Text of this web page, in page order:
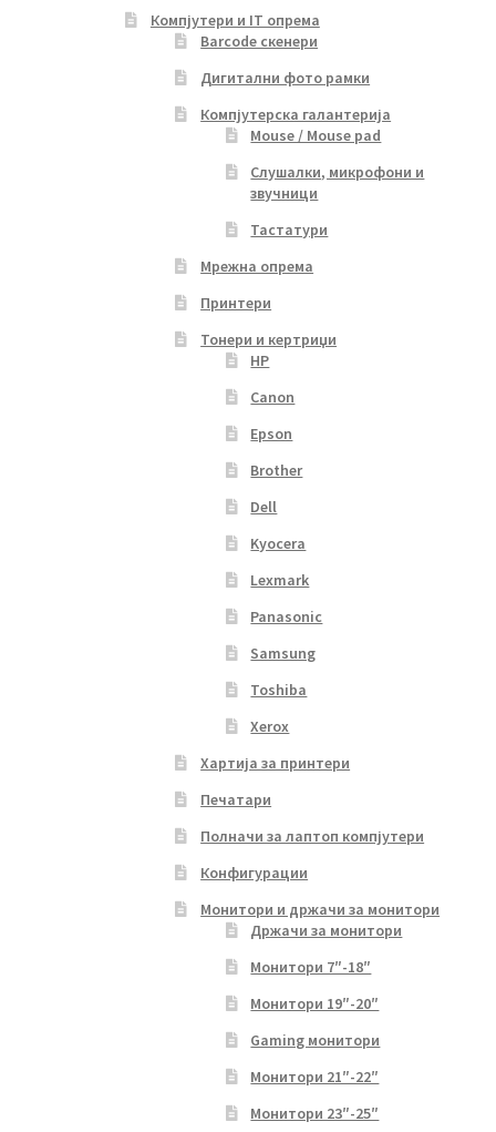
Компјутери и IT опрема
Barcode скенери
Дигитални фото рамки
Компјутерска галантерија
Mouse / Mouse pad
Слушалки, микрофони и
звучници
Тастатури
Мрежна опрема
Принтери
Тонери и кертриџи
HP
Canon
Epson
Brother
Dell
Kyocera
Lexmark
Panasonic
Samsung
Toshiba
Xerox
Хартија за принтери
Печатари
Полначи за лаптоп компјутери
Конфигурации
Монитори и држачи за монитори
Држачи за монитори
Монитори 7″-18″
Монитори 19″-20″
Gaming монитори
Монитори 21″-22″
Монитори 23″-25″